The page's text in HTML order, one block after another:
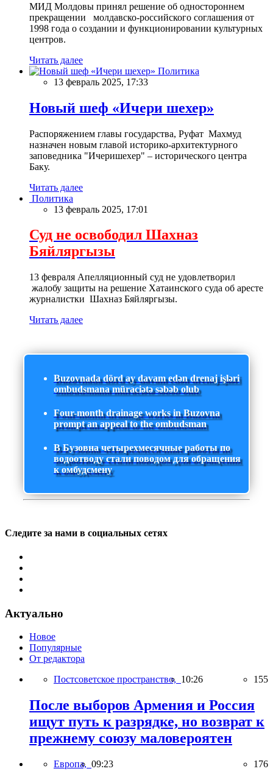
МИД Молдовы принял решение об одностороннем
прекращении молдавско-российского соглашения от
1998 года о создании и функционировании культурных
центров.
Читать далее
Политика
13 февраль 2025, 17:33
Новый шеф «Ичери шехер»
Распоряжением главы государства, Руфат Махмуд
назначен новым главой историко-архитектурного
заповедника "Ичеришехер" – исторического центра
Баку.
Читать далее
Политика
13 февраль 2025, 17:01
Суд не освободил Шахназ
Бяйляргызы
13 февраля Апелляционный суд не удовлетворил
жалобу защиты на решение Хатаинского суда об аресте
журналистки Шахназ Бяйляргызы.
Читать далее
Buzovnada dörd ay davam edən drenaj işləri
ombudsmana müraciətə səbəb olub
Four-month drainage works in Buzovna
prompt an appeal to the ombudsman
В Бузовна четырехмесячные работы по
водоотводу стали поводом для обращения
к омбудсмену
Следите за нами в социальных сетях
Актуально
Новое
Популярные
От редактора
Постсоветское пространство, 10:26 155
После выборов Армения и Россия
ищут путь к разрядке, но возврат к
прежнему союзу маловероятен
Европа, 09:23 176